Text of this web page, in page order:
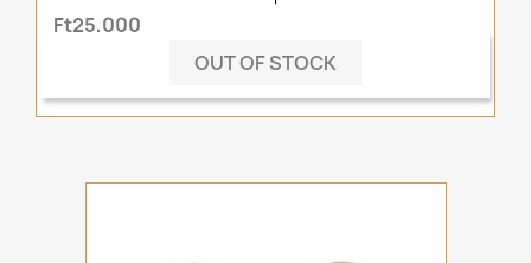
Ft25,000
OUT OF STOCK